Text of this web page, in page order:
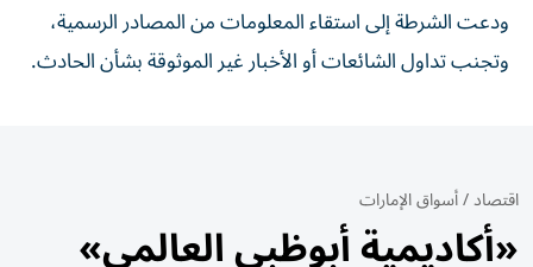
ودعت الشرطة إلى استقاء المعلومات من المصادر الرسمية،
وتجنب تداول الشائعات أو الأخبار غير الموثوقة بشأن الحادث.
اقتصاد/أسواق الإمارات
«أكاديمية أبوظبي العالمي»